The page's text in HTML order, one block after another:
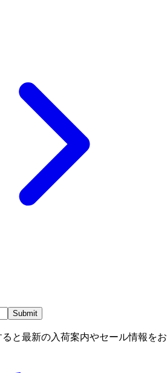
Submit
と最新の入荷案内やセール情報をお